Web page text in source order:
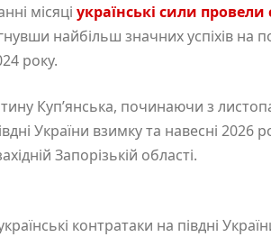
місяці українські сили
найбільш значних успіхів
року.
Куп’янська, починаючи з
України взимку та навесні 2026
Запорізькій області.
контратаки на півдні